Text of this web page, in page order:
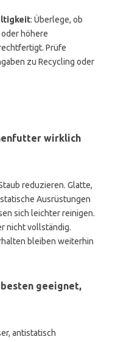
: Überlege, ob
höhere
Prüfe
zu Recycling oder
wirklich
reduzieren. Glatte,
Ausrüstungen
sich leichter reinigen.
nicht vollständig.
bleiben weiterhin
geeignet,
antistatisch